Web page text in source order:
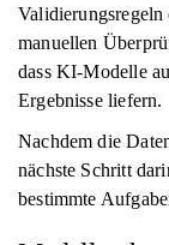
Validierungsregeln
manuellen
dass KI-Modelle
Ergebnisse liefern.
Nachdem die
nächste Schritt
bestimmte